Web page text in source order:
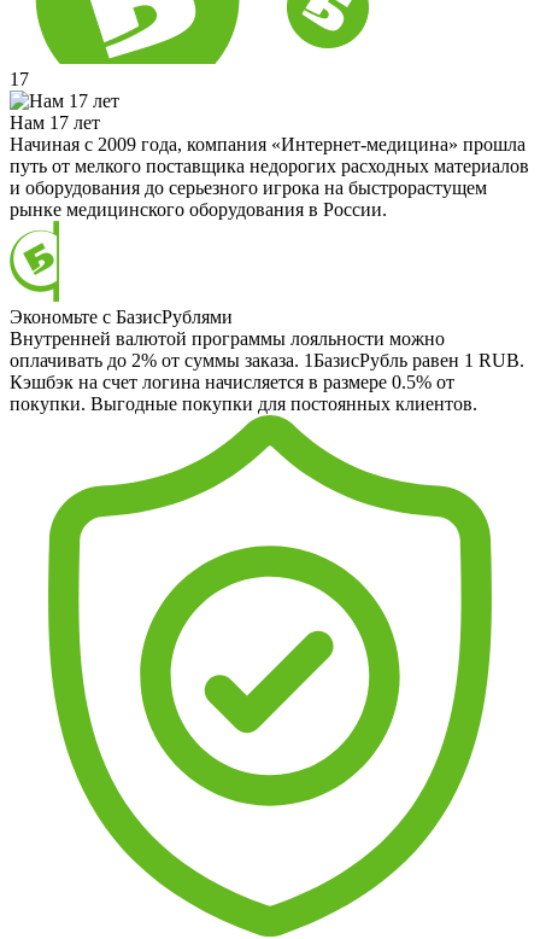
17
Нам 17 лет
Начиная с 2009 года, компания «Интернет-медицина» прошла
путь от мелкого поставщика недорогих расходных материалов
и оборудования до серьезного игрока на быстрорастущем
рынке медицинского оборудования в России.
Экономьте с БазисРублями
Внутренней валютой программы лояльности можно
оплачивать до 2% от суммы заказа. 1БазисРубль равен 1 RUB.
Кэшбэк на счет логина начисляется в размере 0.5% от
покупки. Выгодные покупки для постоянных клиентов.